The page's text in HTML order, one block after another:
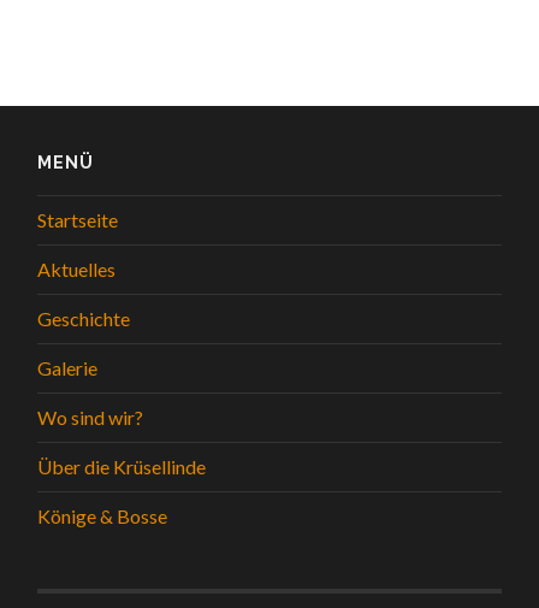
MENÜ
Startseite
Aktuelles
Geschichte
Galerie
Wo sind wir?
Über die Krüsellinde
Könige & Bosse